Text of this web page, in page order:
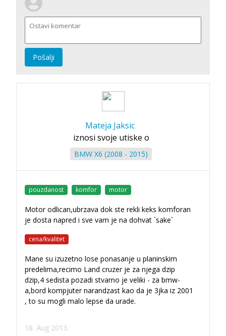
Pošalji
Mateja Jaksic
iznosi svoje utiske o
BMW X6 (2008 - 2015)
pouzdanost komfor motor
Motor odlican,ubrzava dok ste rekli keks komforan
je dosta napred i sve vam je na dohvat `sake`
cena/kvalitet
Mane su izuzetno lose ponasanje u planinskim
predelima,recimo Land cruzer je za njega dzip
dzip,4 sedista pozadi stvarno je veliki - za bmw-
a,bord kompjuter narandzast kao da je 3jka iz 2001
, to su mogli malo lepse da urade.
18. Aug 2013.